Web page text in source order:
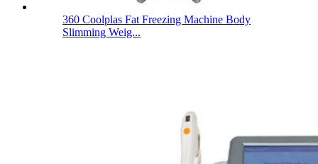
360 Coolplas Fat Freezing Machine Body
Slimming Weig...